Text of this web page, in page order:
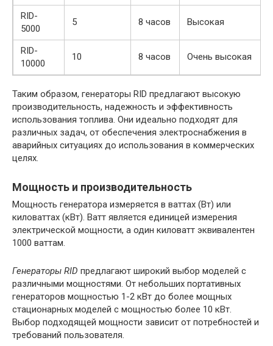
RID-
5000
5 8 часов Высокая
RID-
10000
10 8 часов Очень высокая
Таким образом, генераторы RID предлагают высокую
производительность, надежность и эффективность
использования топлива. Они идеально подходят для
различных задач, от обеспечения электроснабжения в
аварийных ситуациях до использования в коммерческих
целях.
Мощность и производительность
Мощность генератора измеряется в ваттах (Вт) или
киловаттах (кВт). Ватт является единицей измерения
электрической мощности, а один киловатт эквивалентен
1000 ваттам.
Генераторы RID предлагают широкий выбор моделей с
различными мощностями. От небольших портативных
генераторов мощностью 1-2 кВт до более мощных
стационарных моделей с мощностью более 10 кВт.
Выбор подходящей мощности зависит от потребностей и
требований пользователя.